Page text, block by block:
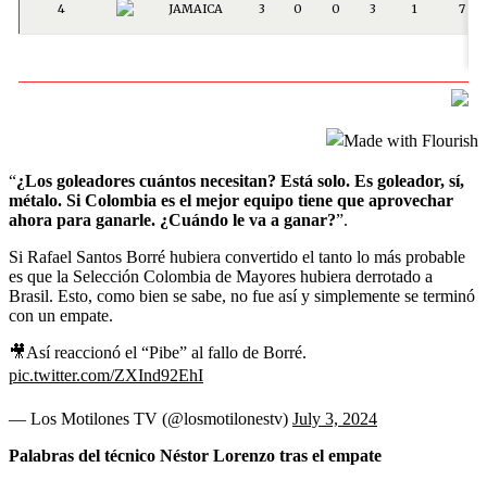
“¿Los goleadores cuántos necesitan? Está solo. Es goleador, sí,
métalo. Si Colombia es el mejor equipo tiene que aprovechar
ahora para ganarle. ¿Cuándo le va a ganar?”.
Si Rafael Santos Borré hubiera convertido el tanto lo más probable
es que la Selección Colombia de Mayores hubiera derrotado a
Brasil. Esto, como bien se sabe, no fue así y simplemente se terminó
con un empate.
🎥Así reaccionó el “Pibe” al fallo de Borré.
pic.twitter.com/ZXInd92EhI
— Los Motilones TV (@losmotilonestv) July 3, 2024
Palabras del técnico Néstor Lorenzo tras el empate